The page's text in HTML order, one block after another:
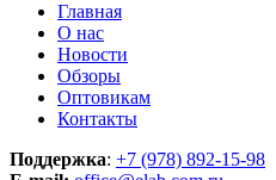
Главная
О нас
Новости
Обзоры
Оптовикам
Контакты
Поддержка: +7 (978) 892-15-98